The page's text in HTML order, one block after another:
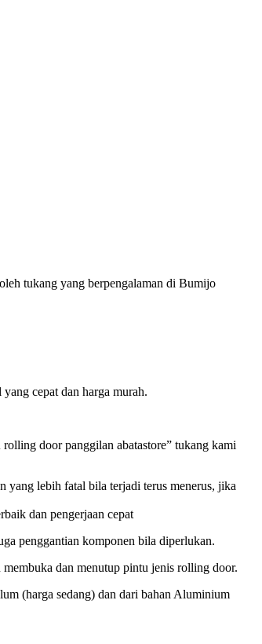
tukang yang berpengalaman di Bumijo
cepat dan harga murah.
door panggilan abatastore” tukang kami
yang lebih fatal bila terjadi terus menerus, jika
dan pengerjaan cepat
penggantian komponen bila diperlukan.
dan menutup pintu jenis rolling door.
(harga sedang) dan dari bahan Aluminium